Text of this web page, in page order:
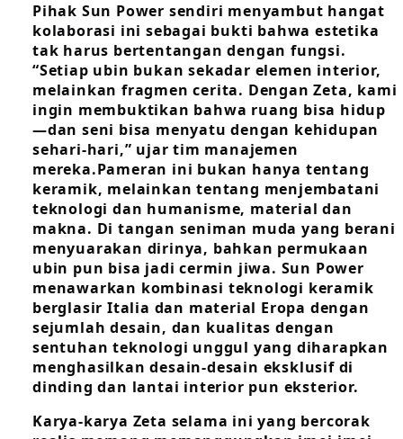
Pihak Sun Power sendiri menyambut hangat
kolaborasi ini sebagai bukti bahwa estetika
tak harus bertentangan dengan fungsi.
“Setiap ubin bukan sekadar elemen interior,
melainkan fragmen cerita. Dengan Zeta, kami
ingin membuktikan bahwa ruang bisa hidup
—dan seni bisa menyatu dengan kehidupan
sehari-hari,” ujar tim manajemen
mereka.Pameran ini bukan hanya tentang
keramik, melainkan tentang menjembatani
teknologi dan humanisme, material dan
makna. Di tangan seniman muda yang berani
menyuarakan dirinya, bahkan permukaan
ubin pun bisa jadi cermin jiwa. Sun Power
menawarkan kombinasi teknologi keramik
berglasir Italia dan material Eropa dengan
sejumlah desain, dan kualitas dengan
sentuhan teknologi unggul yang diharapkan
menghasilkan desain-desain eksklusif di
dinding dan lantai interior pun eksterior.
Karya-karya Zeta selama ini yang bercorak